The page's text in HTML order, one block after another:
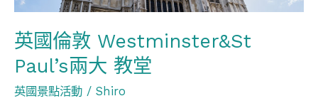
英國倫敦 Westminster&St
Paul’s兩大 教堂
英國景點活動 / Shiro
大
教
堂